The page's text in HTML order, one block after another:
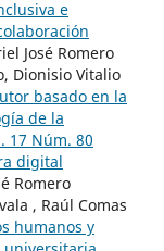
e
José Romero
Dionisio Vitalio
basado en la
de la
17 Núm. 80
digital
Romero
, Raúl Comas
humanos y